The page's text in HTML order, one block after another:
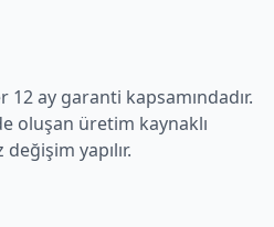
12 ay garanti kapsamındadır.
oluşan üretim kaynaklı
yapılır.